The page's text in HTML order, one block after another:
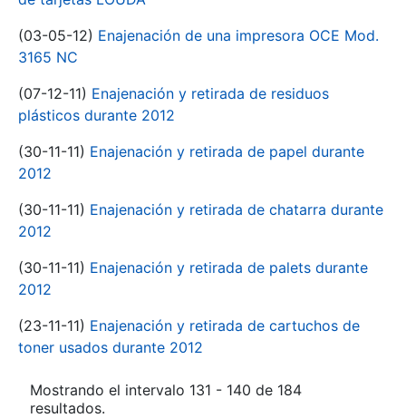
(03-05-12) Enajenación de una impresora OCE Mod.
3165 NC
(07-12-11) Enajenación y retirada de residuos
plásticos durante 2012
(30-11-11) Enajenación y retirada de papel durante
2012
(30-11-11) Enajenación y retirada de chatarra durante
2012
(30-11-11) Enajenación y retirada de palets durante
2012
(23-11-11) Enajenación y retirada de cartuchos de
toner usados durante 2012
Mostrando el intervalo 131 - 140 de 184
resultados.